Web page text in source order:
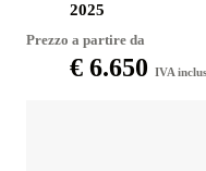
2025
Prezzo a partire da
€ 6.650 IVA